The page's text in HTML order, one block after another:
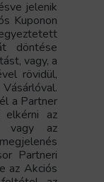
jelenik
Kuponon
döntése
vagy, a
rövidül,
a Partner
elkérni az
vagy az
Partneri
az Akciós